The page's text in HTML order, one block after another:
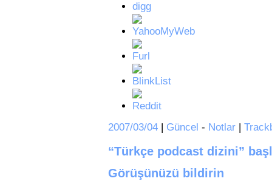
2007/03/04| Güncel - Notlar|
“Türkçe podcast dizini”
Görüşünüzü bildirin